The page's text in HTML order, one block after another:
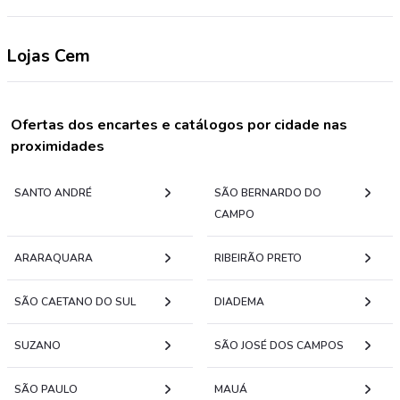
Lojas Cem
Ofertas dos encartes e catálogos por cidade nas
proximidades
SANTO ANDRÉ
SÃO BERNARDO DO
CAMPO
ARARAQUARA RIBEIRÃO PRETO
SÃO CAETANO DO SUL DIADEMA
SUZANO SÃO JOSÉ DOS CAMPOS
SÃO PAULO MAUÁ